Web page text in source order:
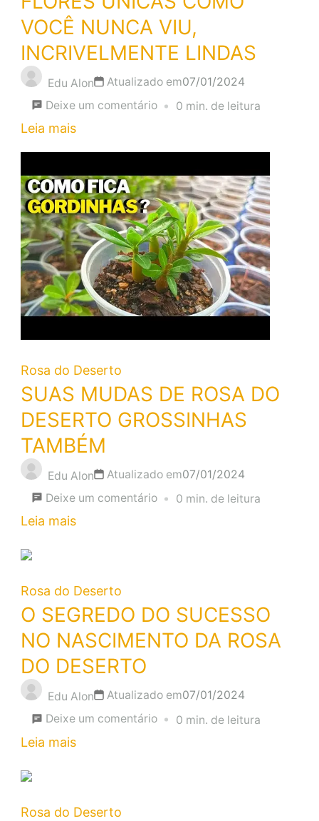
VOCÊ NUNCA VIU,
INCRIVELMENTE LINDAS
Edu Alon Atualizado em07/01/2024
Deixe um comentárioem
VOCÊ
NUNCA
VIU,
INCRIVELMENTE
LINDAS
0 min. de leitura
Leia mais
Rosa do Deserto
SUAS MUDAS DE ROSA DO
DESERTO GROSSINHAS
TAMBÉM
Edu Alon Atualizado em07/01/2024
Deixe um comentárioem
DO
DESERTO
GROSSINHAS
0 min. de leitura
Leia mais
Rosa do Deserto
O SEGREDO DO SUCESSO
NO NASCIMENTO DA ROSA
DO DESERTO
Edu Alon Atualizado em07/01/2024
Deixe um comentárioem
0 min. de leitura
Leia mais
Rosa do Deserto